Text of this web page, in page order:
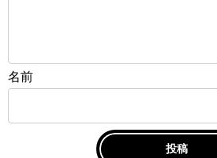
名前